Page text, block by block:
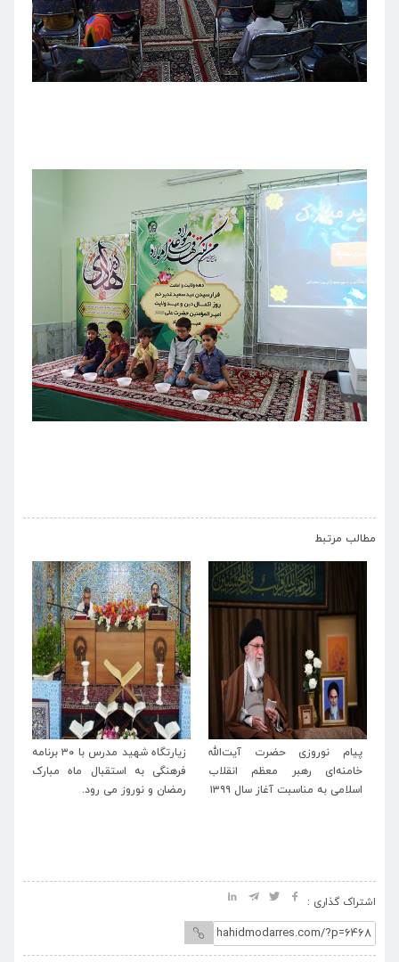
مطالب مرتبط
زیارتگاه شهید مدرس با ۳۰ برنامه
فرهنگی به استقبال ماه مبارک
رمضان و نوروز می رود.
پیام تبریک مدیرعامل موسسه
آستانه حضرت حسین بن موسی
الکاظم(ع) و زیارتگاه شهید
اشتراک گذاری :